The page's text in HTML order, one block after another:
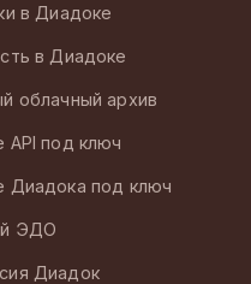
в Диадоке
в Диадоке
облачный архив
API под ключ
Диадока под ключ
ЭДО
Диадок